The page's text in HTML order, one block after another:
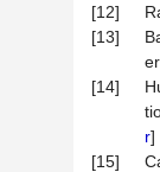
[12]
[13]
[14]
r]
[15]